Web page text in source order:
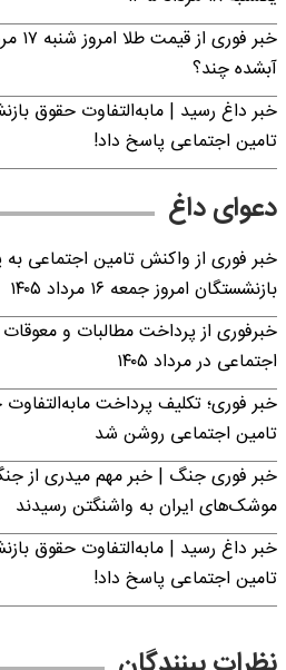
آبشده چند؟
خبر داغ رسید | مابه‌التفاوت حقوق
تامین اجتماعی پاسخ داد!
دعوای داغ
خبر فوری از واکنش تامین اجتماعی
بازنشستگان امروز جمعه ۱۶ مرداد ۱۴۰۵
خبرفوری از پرداخت مطالبات و
اجتماعی در مرداد ۱۴۰۵
خبر فوری؛ تکلیف پرداخت
تامین اجتماعی روشن شد
خبر فوری جنگ | خبر مهم میدری از
موشک‌های ایران به واشنگتن رسیدند
خبر داغ رسید | مابه‌التفاوت حقوق
تامین اجتماعی پاسخ داد!